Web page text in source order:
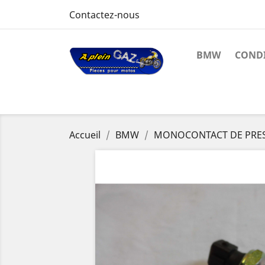
Contactez-nous
BMW
Accueil BMW MONOCONTACT DE